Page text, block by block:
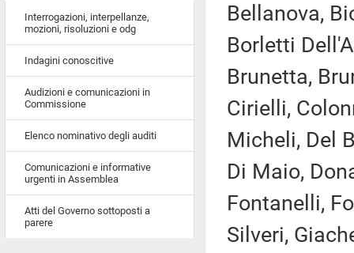
Interrogazioni, interpellanze,
mozioni, risoluzioni e odg
Indagini conoscitive
Audizioni e comunicazioni in
Commissione
Elenco nominativo degli auditi
Comunicazioni e informative
urgenti in Assemblea
Atti del Governo sottoposti a
parere
Bellanova,
Borletti
Brunetta,
Cirielli,
Micheli, Del
Di Maio,
Fontanelli,
Silveri,